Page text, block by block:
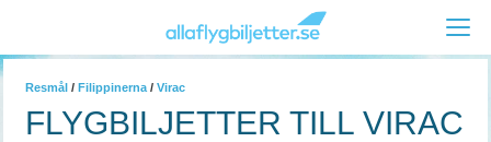
Resmål / Filippinerna / Virac
FLYGBILJETTER TILL VIRAC